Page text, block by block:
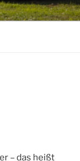
– das heißt